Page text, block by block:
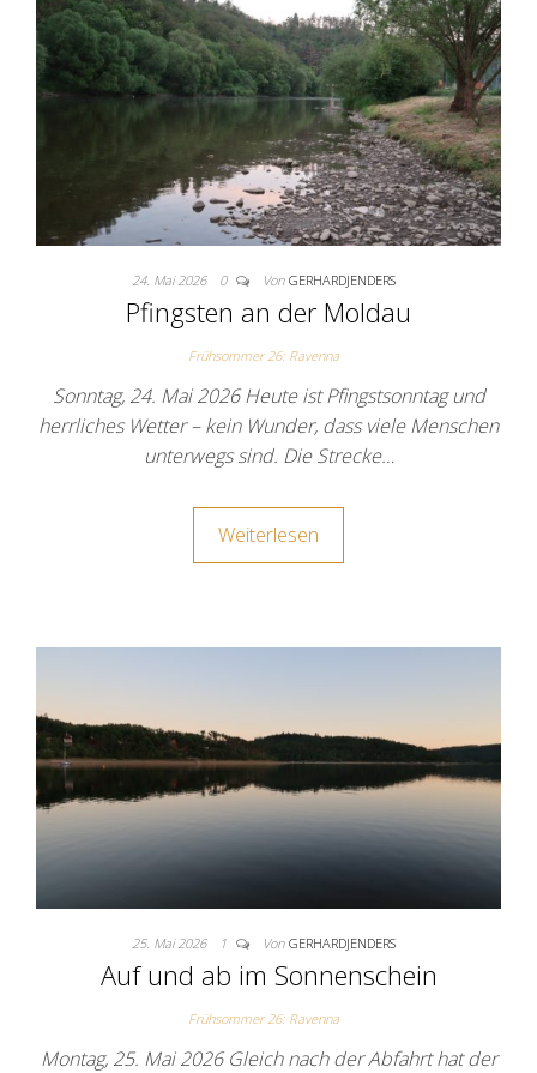
24. Mai 2026 0 Von GERHARDJENDERS
Pfingsten an der Moldau
Frühsommer 26: Ravenna
Sonntag, 24. Mai 2026 Heute ist Pfingstsonntag und
herrliches Wetter – kein Wunder, dass viele Menschen
unterwegs sind. Die Strecke…
Weiterlesen
25. Mai 2026 1 Von GERHARDJENDERS
Auf und ab im Sonnenschein
Frühsommer 26: Ravenna
Montag, 25. Mai 2026 Gleich nach der Abfahrt hat der